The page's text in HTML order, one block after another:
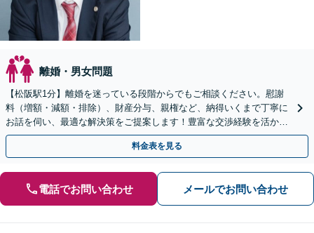
離婚・男女問題
【松阪駅1分】離婚を迷っている段階からでもご相談ください。慰謝
料（増額・減額・排除）、財産分与、親権など、納得いくまで丁寧に
お話を伺い、最適な解決策をご提案します！豊富な交渉経験を活か
し、解決を目指します。【完全個室で相談】【夜間面談可】
料金表を見る
電話でお問い合わせ メールでお問い合わせ